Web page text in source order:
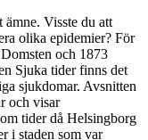
ämne. Visste du att
olika epidemier? För
och 1873
Sjuka tider finns det
sjukdomar. Avsnitten
och visar
tider då Helsingborg
i staden som var